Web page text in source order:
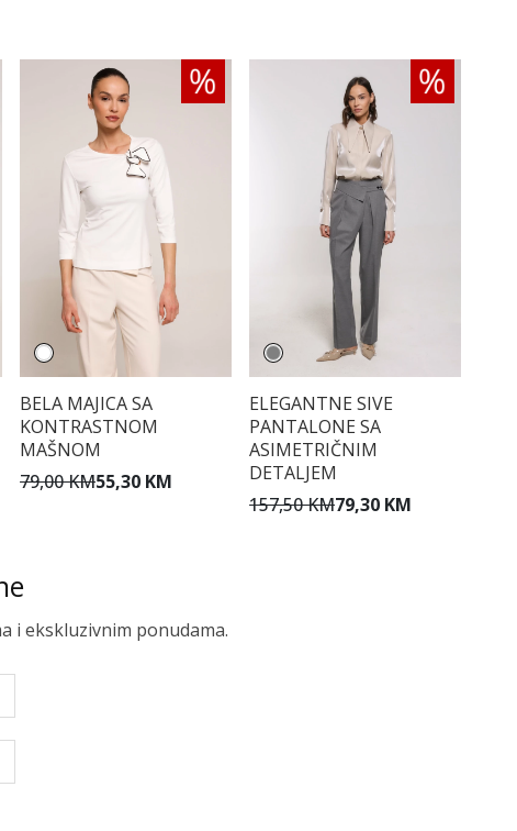
BELA MAJICA SA
KONTRASTNOM
MAŠNOM
79,00 KM55,30 KM
ELEGANTNE SIVE
PANTALONE SA
ASIMETRIČNIM
DETALJEM
157,50 KM79,30 KM
i ekskluzivnim ponudama.